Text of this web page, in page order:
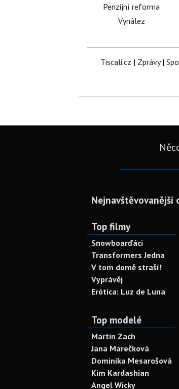
Penzijní reforma
Vynález
Tiscali.cz | Zprávy|
Nejnavštěvovanější
Top filmy
Snowboarďáci
Transformers Jedna
V tom domě straší!
Vyprávěj
Erótica: Luz de Luna
Top modelé
Martin Zach
Jana Marečková
Dominika Mesarošová
Kim Kardashian
Angel Wicky